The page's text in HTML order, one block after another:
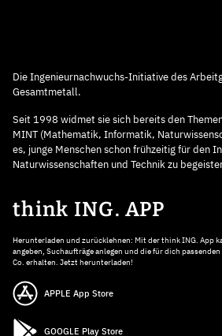
Die Ingenieurnachwuchs-Initiative des
Gesamtmetall.
Seit 1998 widmet sie sich bereits den
MINT (Mathematik, Informatik,
es, junge Menschen schon frühzeitig für den
Naturwissenschaften und Technik zu
think ING. APP
Herunterladen und zurücklehnen: Mit der think ING. App
angeben, Suchaufträge anlegen und die für dich
Co. erhalten. Jetzt herunterladen!
APPLE App Store
GOOGLE Play Store